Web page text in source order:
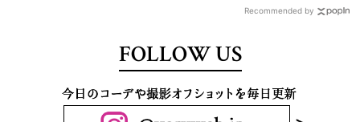
Recommended by
FOLLOW US